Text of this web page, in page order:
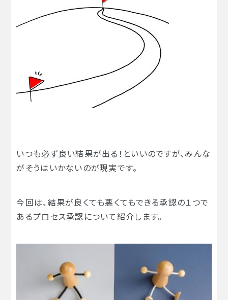
いつも必ず良い結果が出る！といいのですが、みんな
がそうはいかないのが現実です。
今回は、結果が良くても悪くてもできる承認の１つで
あるプロセス承認について紹介します。